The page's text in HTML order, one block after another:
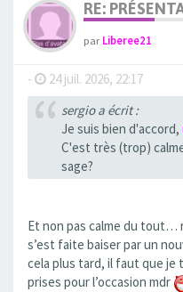
RE:
parLiberee21
- 24 juil. 2026, 22:17
sergio a écrit :
Je suis bien d'accord,
C'est très (trop)
sage?
Et non pas calme du tout…
s’est faite baiser par un
cela plus tard, il faut que je
prises pour l’occasion mdr